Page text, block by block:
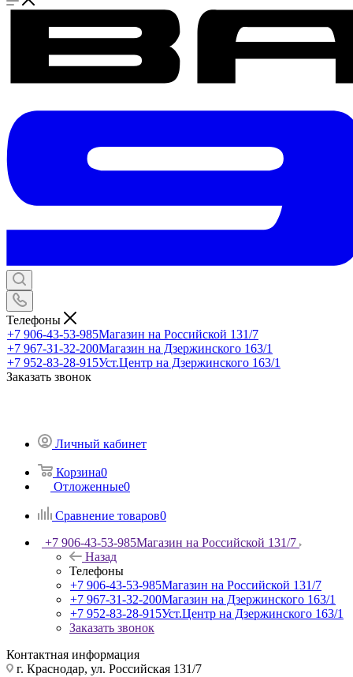
Телефоны
+7 906-43-53-985Магазин на Российской 131/7
+7 967-31-32-200Магазин на Дзержинского 163/1
+7 952-83-28-915Уст.Центр на Дзержинского 163/1
Заказать звонок
Личный кабинет
Корзина0
Отложенные0
Сравнение товаров0
+7 906-43-53-985Магазин на Российской 131/7
Назад
Телефоны
+7 906-43-53-985Магазин на Российской 131/7
+7 967-31-32-200Магазин на Дзержинского 163/1
+7 952-83-28-915Уст.Центр на Дзержинского 163/1
Заказать звонок
Контактная информация
г. Краснодар, ул. Российская 131/7